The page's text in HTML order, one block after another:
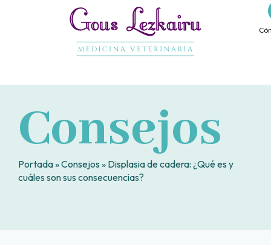
Consejos
Portada»Consejos » Displasia de cadera: ¿Qué es y
cuáles son sus consecuencias?